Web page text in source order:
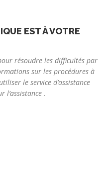
EST À VOTRE
résoudre les difficultés par
sur les procédures à
le service d’assistance
l’assistance .